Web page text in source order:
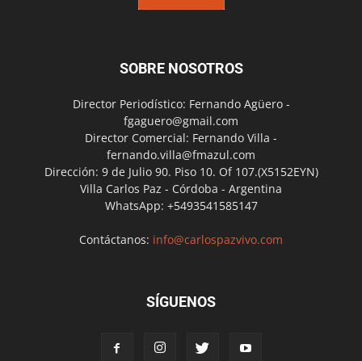
SOBRE NOSOTROS
Director Periodístico: Fernando Agüero -
fgaguero@gmail.com
Director Comercial: Fernando Villa -
fernando.villa@fmazul.com
Dirección: 9 de Julio 90. Piso 10. Of 107.(X5152EYN)
Villa Carlos Paz - Córdoba - Argentina
WhatsApp: +5493541585147
Contáctanos: info@carlospazvivo.com
SÍGUENOS